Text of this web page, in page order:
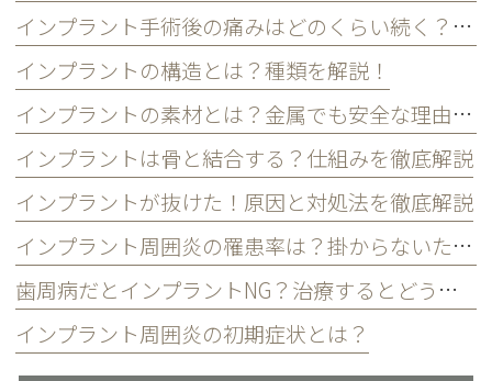
インプラント手術後の痛みはどのくらい続く？和らげるには？
インプラントの構造とは？種類を解説！
インプラントの素材とは？金属でも安全な理由とは
インプラントは骨と結合する？仕組みを徹底解説
インプラントが抜けた！原因と対処法を徹底解説
インプラント周囲炎の罹患率は？掛からないための3つの習慣
歯周病だとインプラントNG？治療するとどうなる？
インプラント周囲炎の初期症状とは？